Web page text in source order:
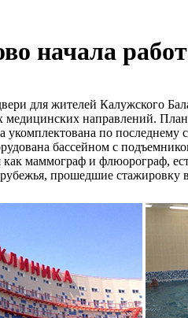
начала
для жителей Калужского
направлений.
укомплектована по
бассейном с
маммограф и флюорограф,
прошедшие стажировку